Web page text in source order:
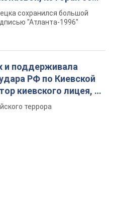
Олимпиады
сохранился большой
"Атланта-1996"
и поддерживала
РФ по Киевской
киевского лицея, её
террора